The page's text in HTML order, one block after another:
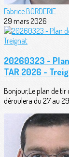
Fabrice BORDERIE
29 mars 2026
20260323 -
TAR 2026 -
Bonjour,Le plan de tir
déroulera du 27 au